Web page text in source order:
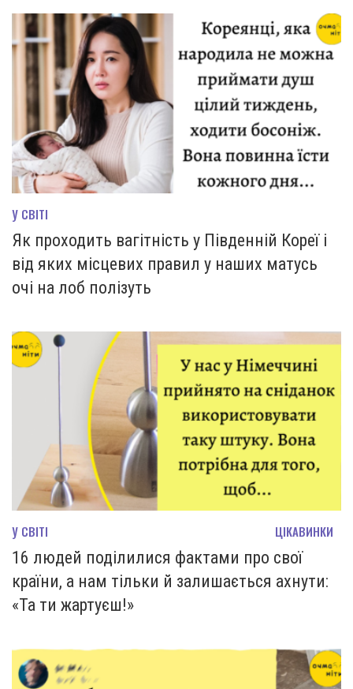
У СВІТІ
Як проходить вагітність у Південній Кореї і
від яких місцевих правил у наших матусь
очі на лоб полізуть
У СВІТІ ЦІКАВИНКИ
16 людей поділилися фактами про свої
країни, а нам тільки й залишається ахнути:
«Та ти жартуєш!»